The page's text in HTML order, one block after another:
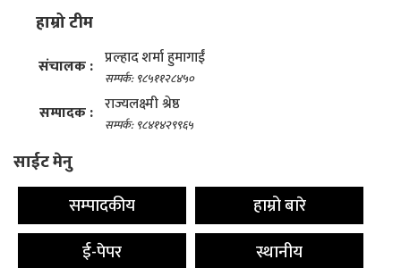
हाम्रो टीम
संचालक : प्रल्हाद शर्मा हुमागाईं
सम्पर्क: ९८५११२८४५०
सम्पादक : राज्यलक्ष्मी श्रेष्ठ
सम्पर्क: ९८४१४२९९६५
साईट मेनु
सम्पादकीय
हाम्रो बारे
ई-पेपर
स्थानीय